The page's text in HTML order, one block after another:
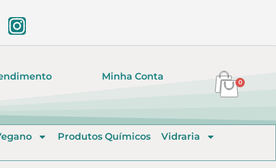
Minha Conta
0
Produtos Químicos
Vidraria